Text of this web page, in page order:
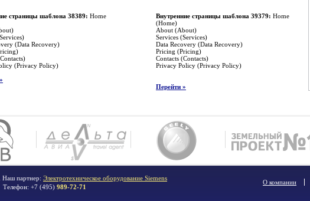
страницы шаблона 38389: Home
(Data Recovery)
(Privacy Policy)
Внутренние страницы шаблона 39379: Home
(Home)
About (About)
Services (Services)
Data Recovery (Data Recovery)
Pricing (Pricing)
Contacts (Contacts)
Privacy Policy (Privacy Policy)
Перейти »
Наш партнер: Электротехническое оборудование Siemens
Телефон: +7 (495) 989-72-71
О компании